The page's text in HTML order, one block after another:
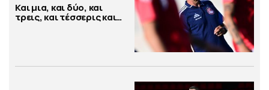
Και μια, και δύο, και
τρεις, και τέσσερις και…